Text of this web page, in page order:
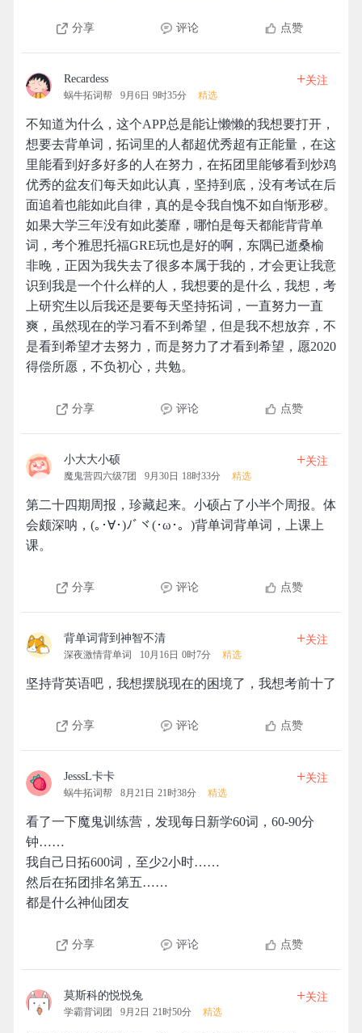
分享 评论 点赞
Recardess
蜗牛拓词帮 9月6日 9时35分 精选
+关注
不知道为什么，这个APP总是能让懒懒的我想要打开，
想要去背单词，拓词里的人都超优秀超有正能量，在这
里能看到好多好多的人在努力，在拓团里能够看到炒鸡
优秀的盆友们每天如此认真，坚持到底，没有考试在后
面追着也能如此自律，真的是令我自愧不如自惭形秽。
如果大学三年没有如此萎靡，哪怕是每天都能背背单
词，考个雅思托福GRE玩也是好的啊，东隅已逝桑榆
非晚，正因为我失去了很多本属于我的，才会更让我意
识到我是一个什么样的人，我想要的是什么，我想，考
上研究生以后我还是要每天坚持拓词，一直努力一直
爽，虽然现在的学习看不到希望，但是我不想放弃，不
是看到希望才去努力，而是努力了才看到希望，愿2020
得偿所愿，不负初心，共勉。
分享 评论 点赞
小大大小硕
魔鬼营四六级7团 9月30日 18时33分 精选
+关注
第二十四期周报，珍藏起来。小硕占了小半个周报。体
会颇深呐，(｡･∀･)ﾉﾞヾ(･ω･。)背单词背单词，上课上
课。
分享 评论 点赞
背单词背到神智不清
深夜激情背单词 10月16日 0时7分 精选
+关注
坚持背英语吧，我想摆脱现在的困境了，我想考前十了
分享 评论 点赞
JesssL卡卡
蜗牛拓词帮 8月21日 21时38分 精选
+关注
看了一下魔鬼训练营，发现每日新学60词，60-90分
钟……
我自己日拓600词，至少2小时……
然后在拓团排名第五……
都是什么神仙团友
分享 评论 点赞
莫斯科的悦悦兔
学霸背词团 9月2日 21时50分 精选
+关注